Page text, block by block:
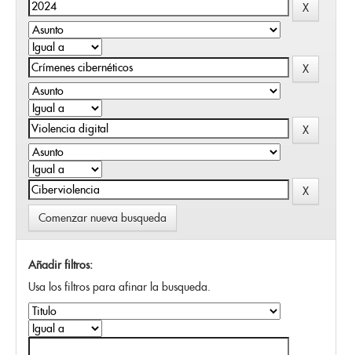
Comenzar nueva busqueda
Añadir filtros:
Usa los filtros para afinar la busqueda.